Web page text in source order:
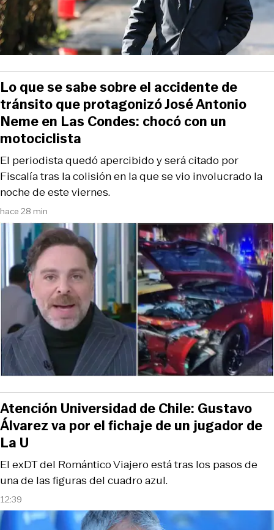
hace 28 min
El periodista quedó apercibido y será citado por
Fiscalía tras la colisión en la que se vio involucrado la
noche de este viernes.
Lo que se sabe sobre el accidente de
tránsito que protagonizó José Antonio
Neme en Las Condes: chocó con un
motociclista
12:39
El exDT del Romántico Viajero está tras los pasos de
una de las figuras del cuadro azul.
Atención Universidad de Chile: Gustavo
Álvarez va por el fichaje de un jugador de
La U